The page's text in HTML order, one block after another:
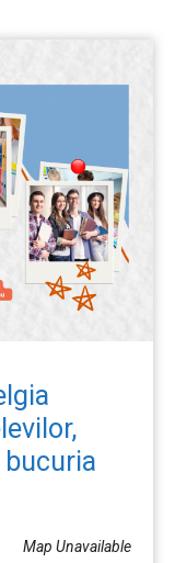
Map Unavailable